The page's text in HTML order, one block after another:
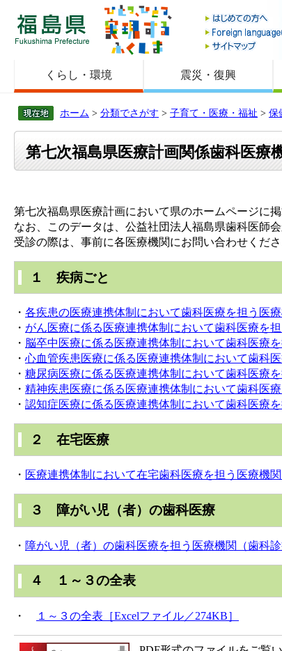
福島県
くらし・環境 震災・復興
ホーム > 分類でさがす > 子育て・医療・福祉 > 保
第七次福島県医療計画関係歯科医療
第七次福島県医療計画において県のホームページに
なお、このデータは、公益社団法人福島県歯科医師
受診の際は、事前に各医療機関にお問い合わせくださ
１ 疾病ごと
・ 各疾患の医療連携体制において歯科医療を担う医
・ がん医療に係る医療連携体制において歯科医療を
・ 脳卒中医療に係る医療連携体制において歯科医療
・ 心血管疾患医療に係る医療連携体制において歯科
・ 糖尿病医療に係る医療連携体制において歯科医療
・ 精神疾患医療に係る医療連携体制において歯科医
・ 認知症医療に係る医療連携体制において歯科医療
２ 在宅医療
・ 医療連携体制において在宅歯科医療を担う医療機
３ 障がい児（者）の歯科医療
・ 障がい児（者）の歯科医療を担う医療機関（歯科
４ １～３の全表
・ １～３の全表［Excelファイル／274KB］